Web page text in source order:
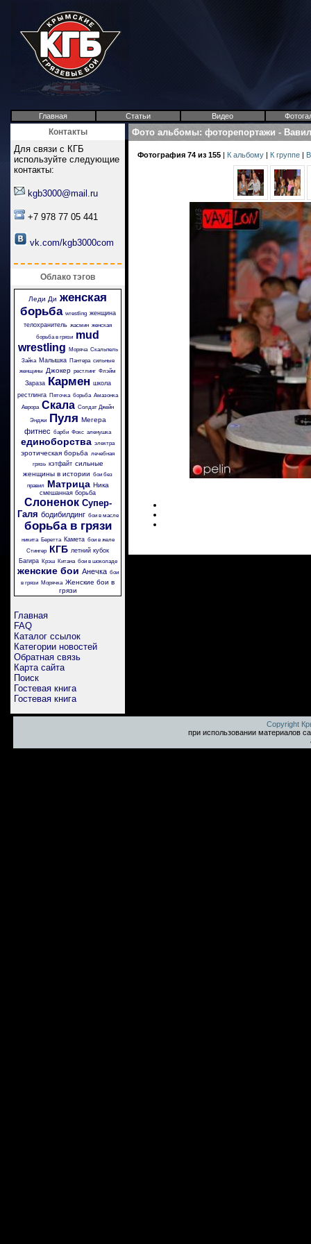
Главная Статьи Видео
Контакты
Для связи с КГБ
используйте следующие
контакты:
kgb3000@mail.ru
+7 978 77 05 441
vk.com/kgb3000com
Облако тэгов
Леди Ди женская
борьба wrestling женщина
телохранитель жасмин женская
борьба в грязи mud
wrestling
Моряча Скальпель
Зайка
Малышка Пантера сильные
женщины Джокер рестлинг Флэйм
Зараза Кармен школа
рестлинга Пяточка борьба Амазонка
Аврора Скала Солдат Джейн
Энджи Пуля Мегера
фитнес барби Фокс аленушка
единоборства электра
эротическая борьба лечебная
грязь кэтфайт сильные
женщины в истории бои без
правил
Матрица Ника
смешанная борьба
Слоненок Супер-
Галя бодибилдинг бои в масле
борьба в грязи
никита Беретта Камета бои в желе
Стингер КГБ летний кубок
Багира
Крэш Китана бои в шоколаде
женские бои Анечка бои
в грязи Морячка Женские бои в
грязи
Главная
FAQ
Каталог ссылок
Категории новостей
Обратная связь
Карта сайта
Поиск
Гостевая книга
Гостевая книга
Фото альбомы: фоторепортажи -
Фотография 74 из 155 | К альбому | К группе |
Copyright
при использовании материалов